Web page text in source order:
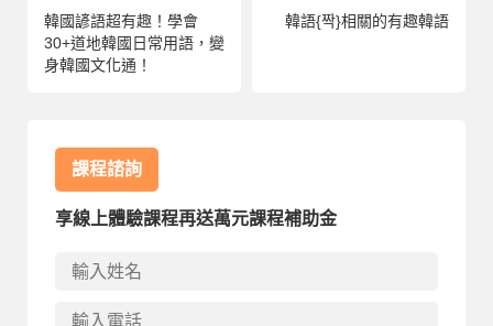
韓國諺語超有趣！學會
30+道地韓國日常用語，變
身韓國文化通！
韓語{짝}相關的有趣韓語
課程諮詢
享線上體驗課程再送萬元課程補助金